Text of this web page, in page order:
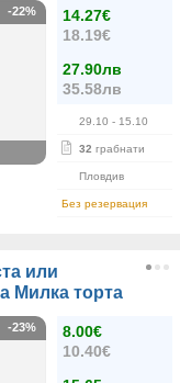
14.27€
18.19€
27.90лв
35.58лв
29.10 - 15.10
32 грабнати
Пловдив
Без резервация
-22%
или
Милка торта
8.00€
10.40€
-23%